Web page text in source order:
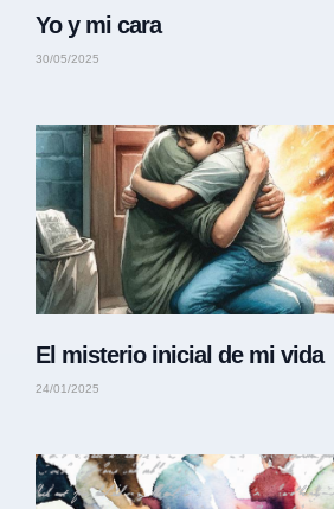
Yo y mi cara
30/05/2025
El misterio inicial de mi vida
24/01/2025